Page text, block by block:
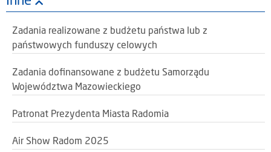
Zadania realizowane z budżetu państwa lub z
państwowych funduszy celowych
Zadania dofinansowane z budżetu Samorządu
Województwa Mazowieckiego
Patronat Prezydenta Miasta Radomia
Air Show Radom 2025